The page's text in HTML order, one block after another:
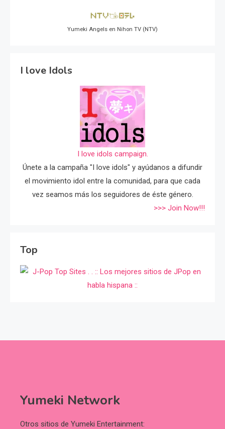
Yumeki Angels en Nihon TV (NTV)
I love Idols
I love idols campaign.
Únete a la campaña "I love idols" y ayúdanos a difundir
el movimiento idol entre la comunidad, para que cada
vez seamos más los seguidores de éste género.
>>> Join Now!!!
Top
Yumeki Network
Otros sitios de Yumeki Entertainment: